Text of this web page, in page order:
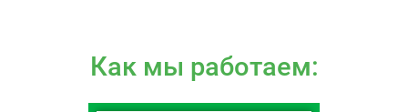
Как мы работаем: